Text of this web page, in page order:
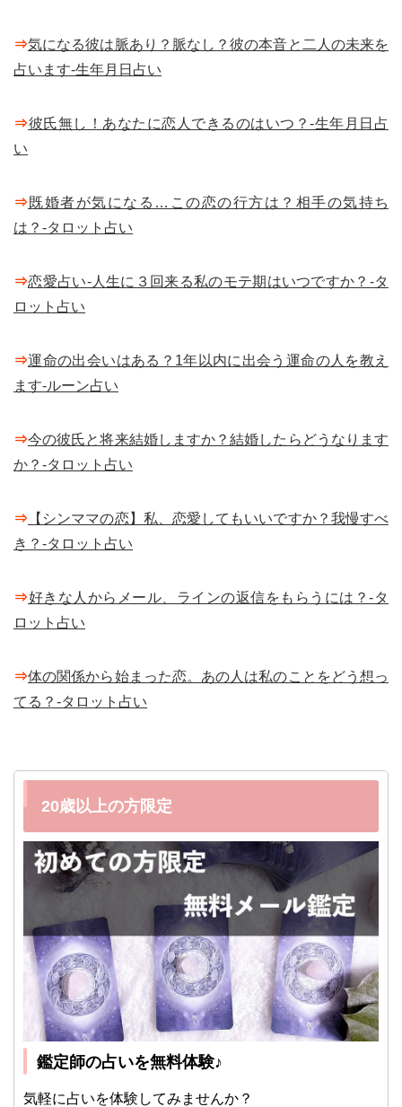
⇒気になる彼は脈あり？脈なし？彼の本音と二人の未来を
占います-生年月日占い
⇒彼氏無し！あなたに恋人できるのはいつ？-生年月日占
い
⇒既婚者が気になる…この恋の行方は？相手の気持ち
は？-タロット占い
⇒恋愛占い-人生に３回来る私のモテ期はいつですか？-タ
ロット占い
⇒運命の出会いはある？1年以内に出会う運命の人を教え
ます-ルーン占い
⇒今の彼氏と将来結婚しますか？結婚したらどうなります
か？-タロット占い
⇒ 【シンママの恋】私、恋愛してもいいですか？我慢すべ
き？-タロット占い
⇒好きな人からメール、ラインの返信をもらうには？-タ
ロット占い
⇒体の関係から始まった恋。あの人は私のことをどう想っ
てる？-タロット占い
20歳以上の方限定
鑑定師の占いを無料体験♪
気軽に占いを体験してみませんか？